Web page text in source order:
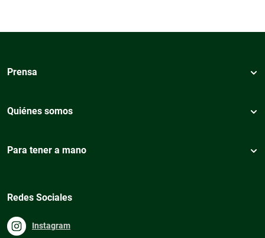
Prensa
Quiénes somos
Para tener a mano
Redes Sociales
Instagram